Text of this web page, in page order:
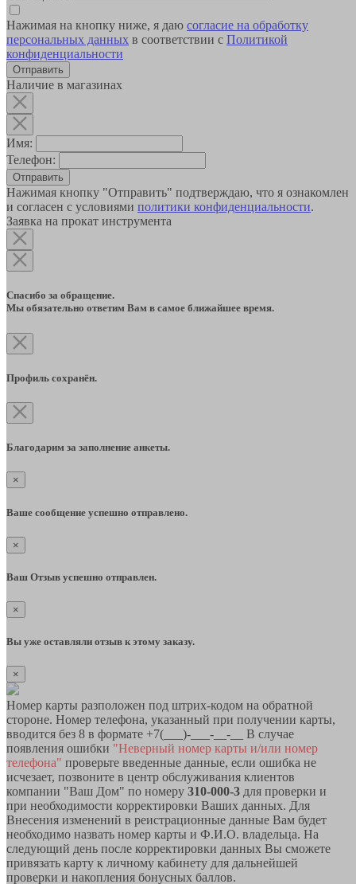
Нажимая на кнопку ниже, я даю согласие на обработку
персональных данных в соответствии с Политикой
конфиденциальности
Наличие в магазинах
Имя:
Телефон:
Отправить
Нажимая кнопку "Отправить" подтверждаю, что я ознакомлен
и согласен с условиями политики конфиденциальности.
Заявка на прокат инструмента
Спасибо за обращение.
Мы обязательно ответим Вам в самое ближайшее время.
Профиль сохранён.
Благодарим за заполнение анкеты.
×
Ваше сообщение успешно отправлено.
×
Ваш Отзыв успешно отправлен.
×
Вы уже оставляли отзыв к этому заказу.
×
Номер карты разположен под штрих-кодом на обратной
стороне. Номер телефона, указанный при получении карты,
вводится без 8 в формате +7(___)-___-__-__ В случае
появления ошибки "Неверный номер карты и/или номер
телефона" проверьте введенные данные, если ошибка не
исчезает, позвоните в центр обслуживания клиентов
компании "Ваш Дом" по номеру 310-000-3 для проверки и
при необходимости корректировки Ваших данных. Для
Внесения изменений в реистрационные данные Вам будет
необходимо назвать номер карты и Ф.И.О. владельца. На
следующий день после корректировки данных Вы сможете
привязать карту к личному кабинету для дальнейшей
проверки и накопления бонусных баллов.